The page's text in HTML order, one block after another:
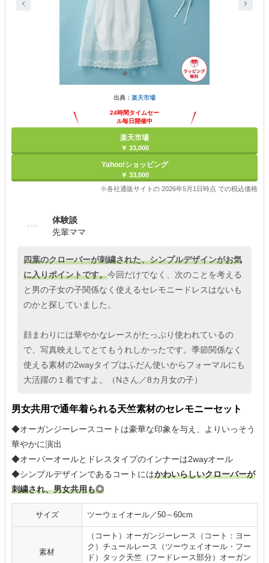
出典： 楽天市場
24時間タイムセー
ル毎日開催中
楽天市場
￥ 33,000
Yahoo!ショッピング
￥ 33,000
※各社通販サイトの 2026年5月1日時点 での税込価格
体験談
先輩ママ
四葉のクローバーが刺繍された、シンプルデザインがお気
に入りポイントです。今回だけでなく、次のことを考える
と男の子女の子関係なく使えるセレモニードレスはないも
のかと探していました。
顔まわりには華やかなレースがたっぷり使われているの
で、写真映えしてとてもうれしかったです。季節関係なく
使える素材の2wayタイプはふだん使いからフォーマルにも
大活躍の１着ですよ。（Nさん／8カ月女の子）
男女共用で通年着られる天竺素材のセレモニーセット
◆オーガンジーレースコートは豪華な印象を与え、よりいっそう
華やかに演出
◆オーバーオールとドレスタイプのインナーは2wayオール
◆シンプルデザインであるコートにはかわいらしいクローバーが
刺繍され、男女共用も◎
サイズ ツーウェイオール／50～60cm
素材
（コート）オーガンジーレース（コート：ヨー
ク）チュールレース（ツーウェイオール・フー
ド）タック天竺（フードレース部分）オーガン